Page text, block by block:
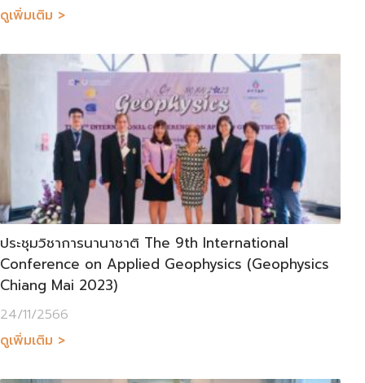
ดูเพิ่มเติม >
ประชุมวิชาการนานาชาติ The 9th International
Conference on Applied Geophysics (Geophysics
Chiang Mai 2023)
24/11/2566
ดูเพิ่มเติม >